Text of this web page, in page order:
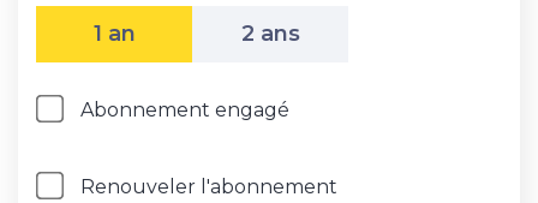
1 an 2 ans
Abonnement engagé
Renouveler l'abonnement